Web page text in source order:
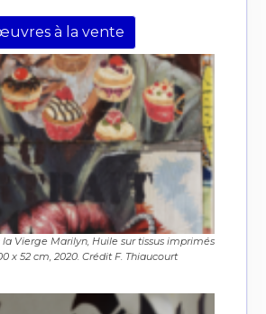
à la vente
Vierge Marilyn, Huile sur tissus imprimés
x 52 cm, 2020. Crédit F. Thiaucourt